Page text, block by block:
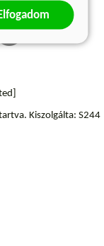
Kiszolgálta: S244
Elfogadom